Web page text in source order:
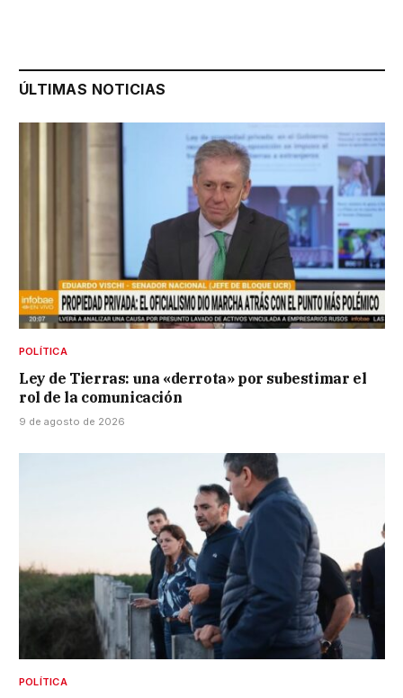
ÚLTIMAS NOTICIAS
POLÍTICA
Ley de Tierras: una «derrota» por subestimar el
rol de la comunicación
9 de agosto de 2026
POLÍTICA